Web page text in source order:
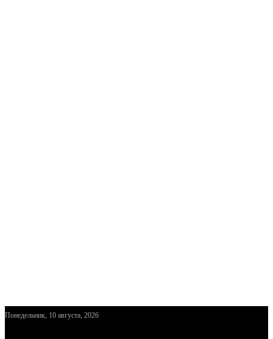
Понедельник, 10 августа, 2026